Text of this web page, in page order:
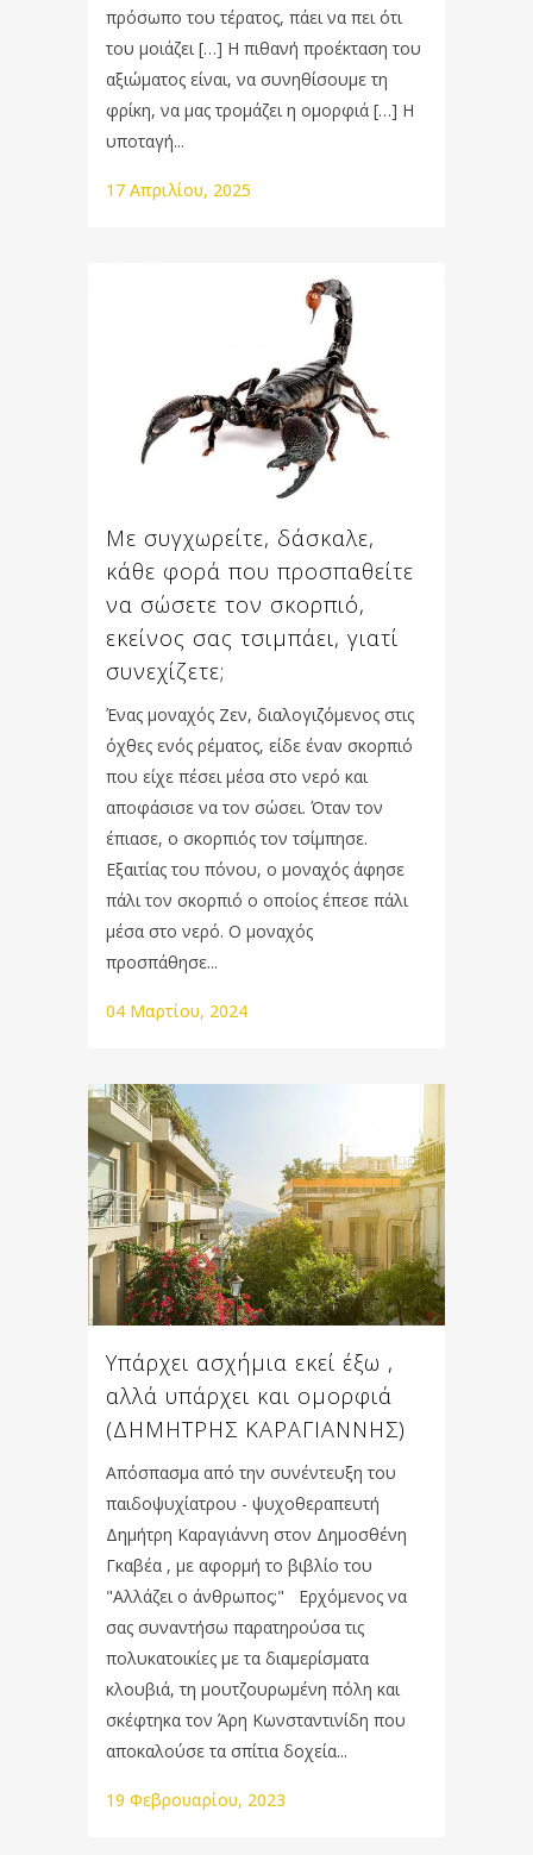
πρόσωπο του τέρατος, πάει να πει ότι
του μοιάζει […] Η πιθανή προέκταση του
αξιώματος είναι, να συνηθίσουμε τη
φρίκη, να μας τρομάζει η ομορφιά […] Η
υποταγή...
17 Απριλίου, 2025
Με συγχωρείτε, δάσκαλε,
κάθε φορά που προσπαθείτε
να σώσετε τον σκορπιό,
εκείνος σας τσιμπάει, γιατί
συνεχίζετε;
Ένας μοναχός Ζεν, διαλογιζόμενος στις
όχθες ενός ρέματος, είδε έναν σκορπιό
που είχε πέσει μέσα στο νερό και
αποφάσισε να τον σώσει. Όταν τον
έπιασε, ο σκορπιός τον τσίμπησε.
Εξαιτίας του πόνου, ο μοναχός άφησε
πάλι τον σκορπιό ο οποίος έπεσε πάλι
μέσα στο νερό. Ο μοναχός
προσπάθησε...
04 Μαρτίου, 2024
Υπάρχει ασχήμια εκεί έξω ,
αλλά υπάρχει και ομορφιά
(ΔΗΜΗΤΡΗΣ ΚΑΡΑΓΙΑΝΝΗΣ)
Απόσπασμα από την συνέντευξη του
παιδοψυχίατρου - ψυχοθεραπευτή
Δημήτρη Καραγιάννη στον Δημοσθένη
Γκαβέα , με αφορμή το βιβλίο του
"Αλλάζει ο άνθρωπος;" Ερχόμενος να
σας συναντήσω παρατηρούσα τις
πολυκατοικίες με τα διαμερίσματα
κλουβιά, τη μουτζουρωμένη πόλη και
σκέφτηκα τον Άρη Κωνσταντινίδη που
αποκαλούσε τα σπίτια δοχεία...
19 Φεβρουαρίου, 2023